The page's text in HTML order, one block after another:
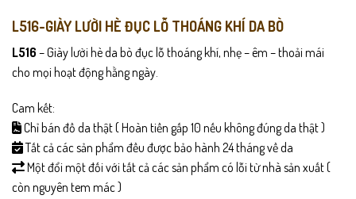
L516-GIÀY LƯỜI HÈ ĐỤC LỖ THOÁNG KHÍ DA BÒ
L516 – Giày lười hè da bò đục lỗ thoáng khí, nhẹ – êm – thoải mái
cho mọi hoạt động hằng ngày.
Cam kết:
Chỉ bán đồ da thật ( Hoàn tiền gấp 10 nếu không đúng da thật )
Tất cả các sản phẩm đều được bảo hành 24 tháng về da
Một đổi một đối với tất cả các sản phẩm có lỗi từ nhà sản xuất (
còn nguyên tem mác )